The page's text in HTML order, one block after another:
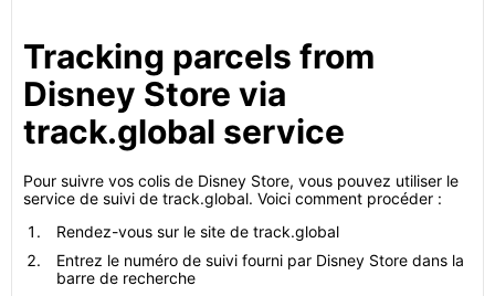
Tracking parcels from
Disney Store via
track.global service
Pour suivre vos colis de Disney Store, vous pouvez utiliser le
service de suivi de track.global. Voici comment procéder :
Rendez-vous sur le site de track.global
Entrez le numéro de suivi fourni par Disney Store dans la
barre de recherche